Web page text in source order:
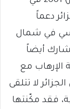
دعماً
في شمال
الثاني (يناير) 2013. وتشارك أيضاً
الإرهاب مع
لا تتلقى
فقد مكّنتها